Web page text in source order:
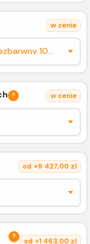
w cenie
? w cenie
od +9 427,00 zl
?
od +1 463,00 zl